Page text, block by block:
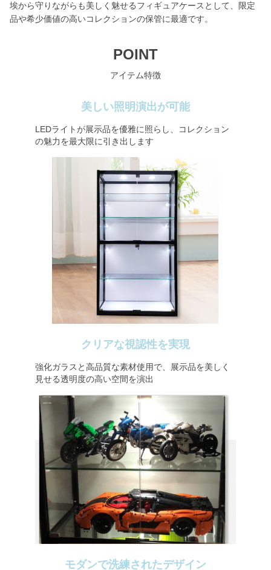
埃から守りながらも美しく魅せるフィギュアケースとして、限定
品や希少価値の高いコレクションの保管に最適です。
POINT
アイテム特徴
美しい照明演出が可能
LEDライトが展示品を優雅に照らし、コレクション
の魅力を最大限に引き出します
クリアな視認性を実現
強化ガラスと高品質な素材使用で、展示品を美しく
見せる透明度の高い空間を演出
モダンで洗練されたデザイン